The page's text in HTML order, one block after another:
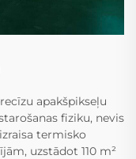
apakšpikseļu
fiziku, nevis
termisko
uzstādot 110 m²